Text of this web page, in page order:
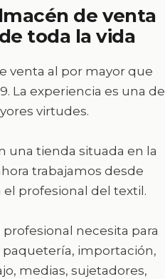
de venta
toda la vida
venta al por mayor que
La experiencia es una de
virtudes.
una tienda situada en la
trabajamos desde
profesional del textil.
necesita para
importación,
medias, sujetadores,